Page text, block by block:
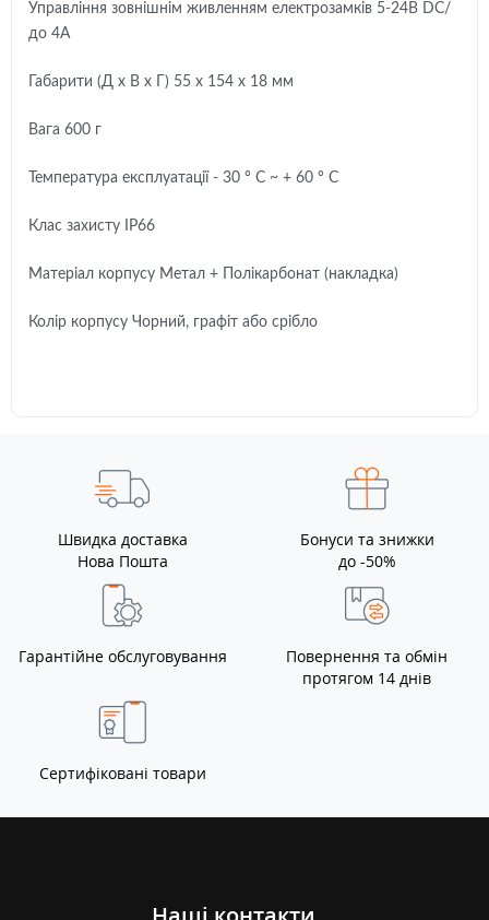
Управління зовнішнім живленням електрозамків 5-24В DC/
до 4А
Габарити (Д х В х Г) 55 х 154 х 18 мм
Вага 600 г
Температура експлуатації - 30 ° С ~ + 60 ° С
Клас захисту IP66
Матеріал корпусу Метал + Полікарбонат (накладка)
Колір корпусу Чорний, графіт або срібло
Швидка доставка
Нова Пошта
Бонуси та знижки
до -50%
Гарантійне обслуговування
Повернення та обмін
протягом 14 днів
Сертифіковані товари